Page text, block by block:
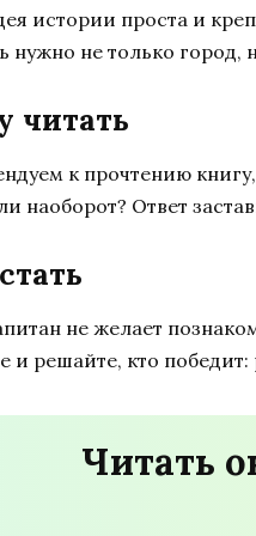
истории проста и
нужно не только город,
читать
к прочтению
наоборот? Ответ
не желает
и решайте, кто
Читать